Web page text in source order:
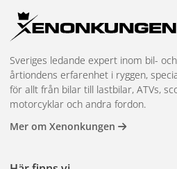
Sveriges ledande expert inom bil-
årtiondens erfarenhet i ryggen,
för allt från bilar till lastbilar, ATVs,
motorcyklar och andra fordon.
Mer om Xenonkungen